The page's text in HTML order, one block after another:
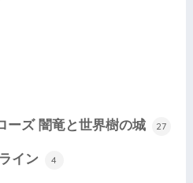
ーズ 闇竜と世界樹の城 27
イン 4